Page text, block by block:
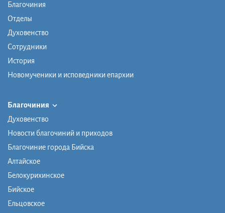
Благочиния
Отделы
Духовенство
Сотрудники
История
Новомученики и исповедники епархии
Благочиния
Духовенство
Новости благочиний и приходов
Благочиние города Бийска
Алтайское
Белокурихинское
Бийское
Ельцовское